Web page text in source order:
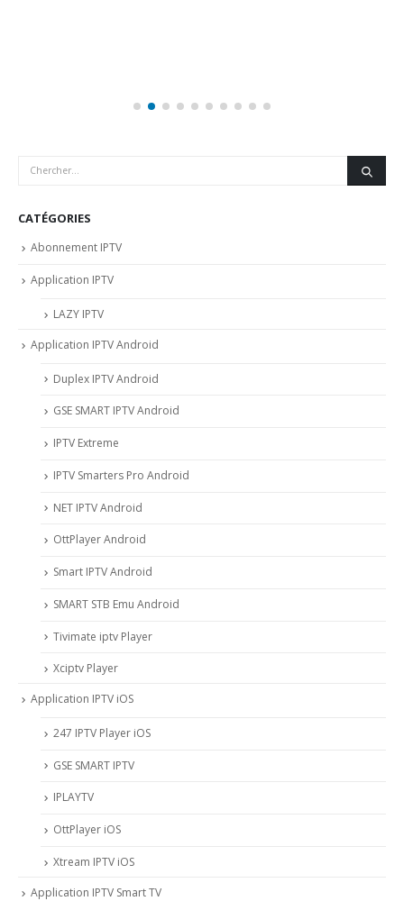
CATÉGORIES
Abonnement IPTV
Application IPTV
LAZY IPTV
Application IPTV Android
Duplex IPTV Android
GSE SMART IPTV Android
IPTV Extreme
IPTV Smarters Pro Android
NET IPTV Android
OttPlayer Android
Smart IPTV Android
SMART STB Emu Android
Tivimate iptv Player
Xciptv Player
Application IPTV iOS
247 IPTV Player iOS
‎GSE SMART IPTV
IPLAYTV
OttPlayer iOS
Xtream IPTV iOS
Application IPTV Smart TV